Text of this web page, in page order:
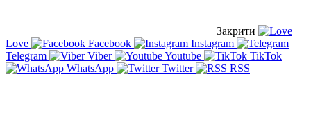
Закрити
Love
Facebook
Instagram
Telegram
Viber Youtube
TikTok
WhatsApp
Twitter RSS